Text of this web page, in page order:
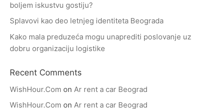
boljem iskustvu gostiju?
Splavovi kao deo letnjeg identiteta Beograda
Kako mala preduzeća mogu unaprediti poslovanje uz
dobru organizaciju logistike
Recent Comments
WishHour.Com on Ar rent a car Beograd
WishHour.Com on Ar rent a car Beograd